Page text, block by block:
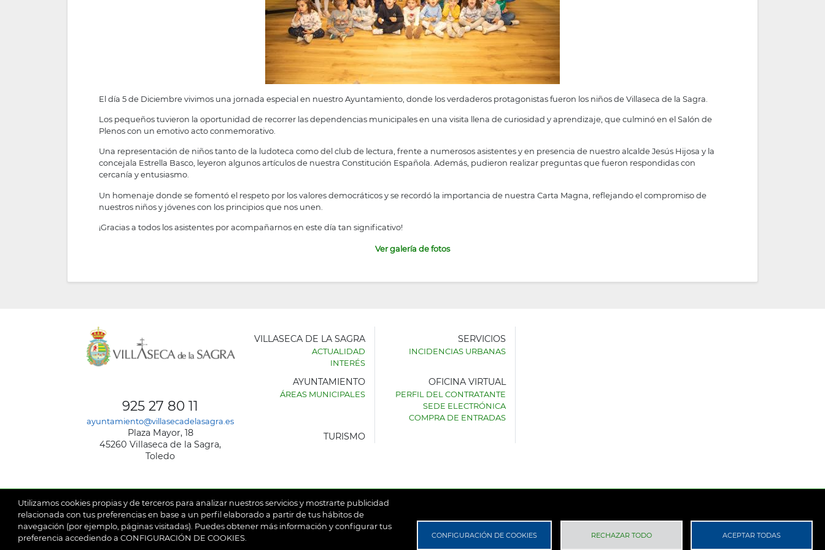
El día 5 de Diciembre vivimos una jornada especial en nuestro Ayuntamiento, donde los verdaderos protagonistas fueron los niños de Villaseca de la Sagra.
Los pequeños tuvieron la oportunidad de recorrer las dependencias municipales en una visita llena de curiosidad y aprendizaje, que culminó en el Salón de
Plenos con un emotivo acto conmemorativo.
Una representación de niños tanto de la ludoteca como del club de lectura, frente a numerosos asistentes y en presencia de nuestro alcalde Jesús Hijosa y la
concejala Estrella Basco, leyeron algunos artículos de nuestra Constitución Española. Además, pudieron realizar preguntas que fueron respondidas con
cercanía y entusiasmo.
Un homenaje donde se fomentó el respeto por los valores democráticos y se recordó la importancia de nuestra Carta Magna, reflejando el compromiso de
nuestros niños y jóvenes con los principios que nos unen.
¡Gracias a todos los asistentes por acompañarnos en este día tan significativo!
Ver galería de fotos
Utilizamos cookies propias y de terceros para analizar nuestros servicios y mostrarte publicidad
relacionada con tus preferencias en base a un perfil elaborado a partir de tus hábitos de
navegación (por ejemplo, páginas visitadas). Puedes obtener más información y configurar tus
preferencia accediendo a CONFIGURACIÓN DE COOKIES.
CONFIGURACIÓN DE COOKIES RECHAZAR TODO ACEPTAR TODAS
925 27 80 11
ayuntamiento@villasecadelasagra.es
Plaza Mayor, 18
45260 Villaseca de la Sagra,
Toledo
AYUNTAMIENTO
VILLASECA DE LA SAGRA
ACTUALIDAD
INTERÉS
SERVICIOS
INCIDENCIAS URBANAS
AYUNTAMIENTO
ÁREAS MUNICIPALES
OFICINA VIRTUAL
PERFIL DEL CONTRATANTE
SEDE ELECTRÓNICA
COMPRA DE ENTRADAS
TURISMO
SubFooter
© 2026 Ayuntamiento de Villaseca de la Sagra Aviso Legal Política de Privacidad RGPD